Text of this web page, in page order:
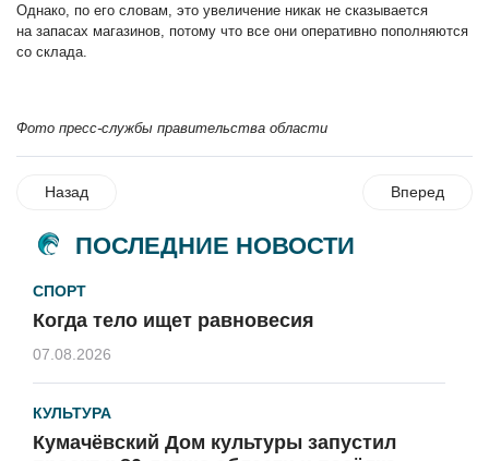
Однако, по его словам, это увеличение никак не сказывается
на запасах магазинов, потому что все они оперативно пополняются
со склада.
Фото пресс-службы правительства области
Назад Вперед
ПОСЛЕДНИЕ НОВОСТИ
СПОРТ
Когда тело ищет равновесия
07.08.2026
КУЛЬТУРА
Кумачёвский Дом культуры запустил